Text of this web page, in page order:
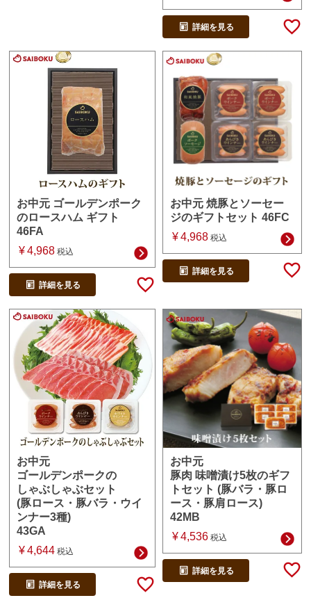
詳細を見る
お中元 ゴールデンポーク
のロースハム ギフト
46FA
¥ 4,968 税込
詳細を見る
お中元 焼豚とソーセー
ジのギフトセット 46FC
¥4,968 税込
詳細を見る
お中元
ゴールデンポークの
しゃぶしゃぶセット
(豚ロース・豚バラ・ウイ
ンナー3種)
43GA
¥ 4,644 税込
詳細を見る
お中元
豚肉 味噌漬け5枚のギフ
トセット (豚バラ・豚ロ
ース・豚肩ロース)
42MB
¥4,536 税込
詳細を見る